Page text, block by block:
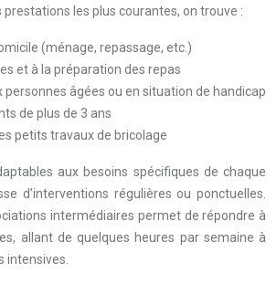
les plus courantes, on trouve :
(ménage, repassage, etc.)
et à la préparation des repas
personnes âgées ou en situation de handicap
de plus de 3 ans
petits travaux de bricolage
aux besoins spécifiques de chaque
d’interventions régulières ou ponctuelles.
intermédiaires permet de répondre à
allant de quelques heures par semaine à
intensives.